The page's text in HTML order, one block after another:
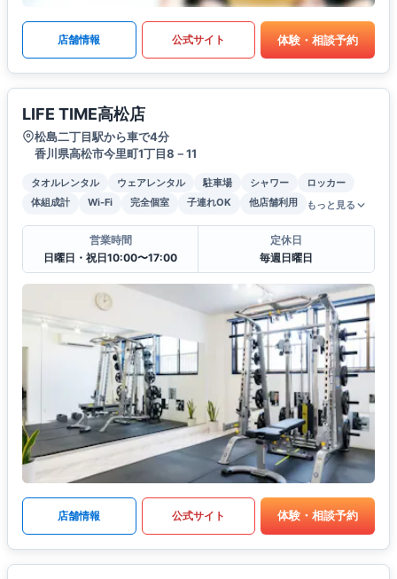
店舗情報 公式サイト 体験・相談予約
LIFE TIME高松店
松島二丁目駅から車で4分
香川県高松市今里町1丁目8－11
タオルレンタル ウェアレンタル 駐車場 シャワー
ロッカー
体組成計
Wi-Fi 完全個室 子連れOK 他店舗利用 もっと見る
営業時間
日曜日・祝日10:00〜17:00
定休日
毎週日曜日
店舗情報 公式サイト 体験・相談予約